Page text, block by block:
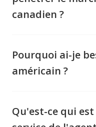
canadien ?
doivent nommer un
réglementaire
autorités respectives
Pourquoi ai-je
américain ?
américain pour les
fabriquent, préparent
Qu'est-ce qui